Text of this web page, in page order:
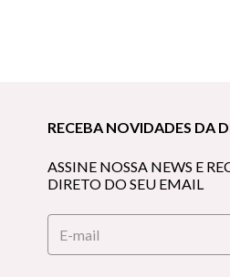
RECEBA NOVIDADES DA
ASSINE NOSSA NEWS E
DIRETO DO SEU EMAIL